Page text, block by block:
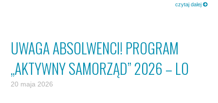
czytaj dalej
UWAGA ABSOLWENCI! PROGRAM
„AKTYWNY SAMORZĄD” 2026 – LO
20 maja 2026